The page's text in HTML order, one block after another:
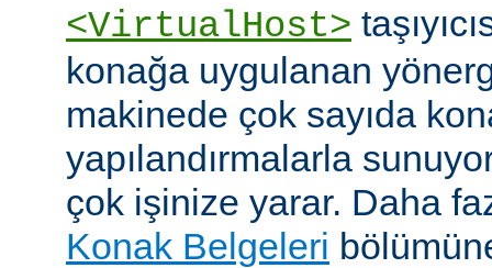
<VirtualHost>
konağa uygulanan
makinede çok sayıda
yapılandırmalarla
çok işinize yarar. Daha
Konak Belgeleri